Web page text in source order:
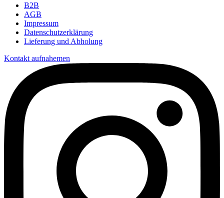
B2B
AGB
Impressum
Datenschutzerklärung
Lieferung und Abholung
Kontakt aufnahemen